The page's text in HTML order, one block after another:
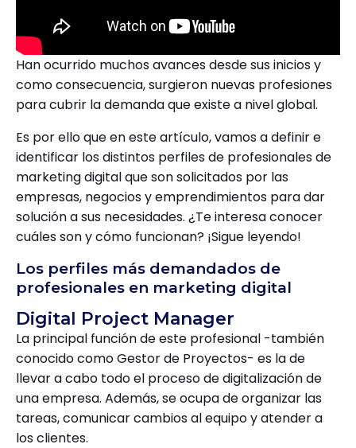
Han ocurrido muchos avances desde sus inicios y
como consecuencia, surgieron nuevas profesiones
para cubrir la demanda que existe a nivel global.
Es por ello que en este artículo, vamos a definir e
identificar los distintos perfiles de profesionales de
marketing digital que son solicitados por las
empresas, negocios y emprendimientos para dar
solución a sus necesidades. ¿Te interesa conocer
cuáles son y cómo funcionan? ¡Sigue leyendo!
Los perfiles más demandados de
profesionales en marketing digital
Digital Project Manager
La principal función de este profesional -también
conocido como Gestor de Proyectos- es la de
llevar a cabo todo el proceso de digitalización de
una empresa. Además, se ocupa de organizar las
tareas, comunicar cambios al equipo y atender a
los clientes.